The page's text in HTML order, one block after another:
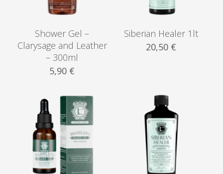
Shower Gel –
Clarysage and Leather
– 300ml
5,90 €
Siberian Healer 1lt
20,50 €